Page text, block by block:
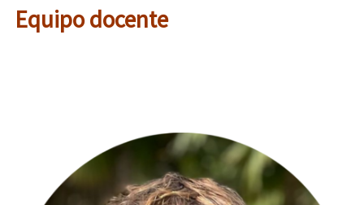
Equipo docente